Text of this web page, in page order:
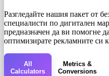
Разгледайте нашия пакет от
специалисти по дигитален
предназначен да ви помогне
оптимизирате рекламните си
All
Calculators
Metrics &
Conversions